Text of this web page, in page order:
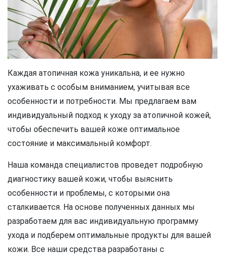
Каждая атопичная кожа уникальна, и ее нужно
ухаживать с особым вниманием, учитывая все
особенности и потребности. Мы предлагаем вам
индивидуальный подход к уходу за атопичной кожей,
чтобы обеспечить вашей коже оптимальное
состояние и максимальный комфорт.
Наша команда специалистов проведет подробную
диагностику вашей кожи, чтобы выяснить
особенности и проблемы, с которыми она
сталкивается. На основе полученных данных мы
разработаем для вас индивидуальную программу
ухода и подберем оптимальные продукты для вашей
кожи. Все наши средства разработаны с